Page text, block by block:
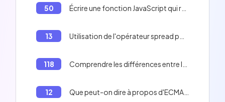
50
13
118
12